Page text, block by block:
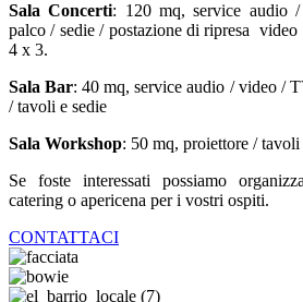
Sala Concerti: 120 mq, service audio
palco / sedie / postazione di ripresa video
4 x 3.
Sala Bar: 40 mq, service audio / video /
/ tavoli e sedie
Sala Workshop: 50 mq, proiettore / tavoli
Se foste interessati possiamo
catering o apericena per i vostri ospiti.
CONTATTACI